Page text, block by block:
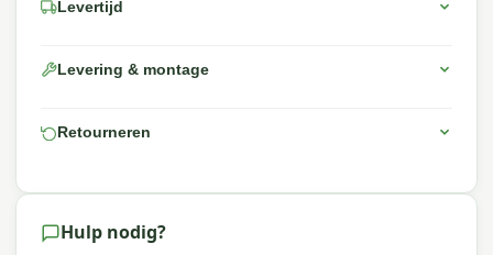
Levertijd
Levering & montage
Retourneren
Hulp nodig?